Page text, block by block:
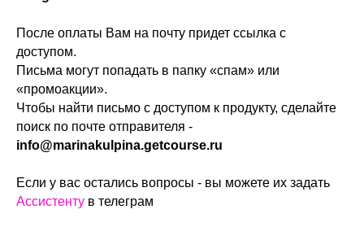
После оплаты Вам на почту придет ссылка с
доступом.
Письма могут попадать в папку «спам» или
«промоакции».
Чтобы найти письмо с доступом к продукту, сделайте
поиск по почте отправителя -
info@marinakulpina.getcourse.ru
Если у вас остались вопросы - вы можете их задать
Ассистенту в телеграм